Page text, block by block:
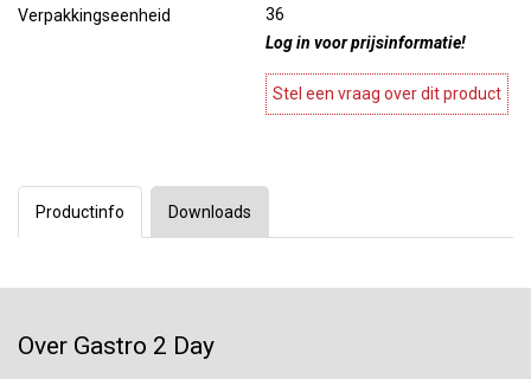
Verpakkingseenheid
36
Log in voor prijsinformatie!
Stel een vraag over dit product
Productinfo Downloads
Over Gastro 2 Day